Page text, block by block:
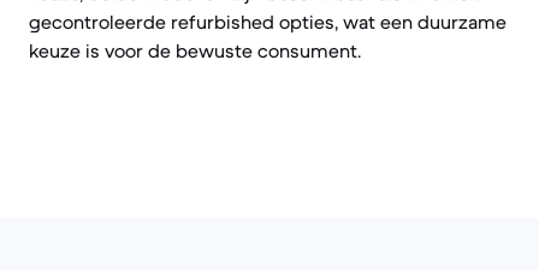
gecontroleerde refurbished opties, wat een duurzame
keuze is voor de bewuste consument.